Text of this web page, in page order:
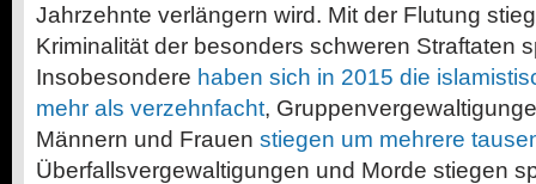
Jahrzehnte verlängern wird. Mit der Flutung
Kriminalität der besonders schweren Straftaten
Insobesondere haben sich in 2015 die
mehr als verzehnfacht,
Männern und Frauen stiegen um mehrere
Überfallsvergewaltigungen und Morde stiegen